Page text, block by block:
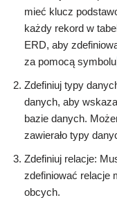
mieć klucz
każdy rekord w
ERD, aby
za pomocą symbolu
Zdefiniuj typy
danych, aby
bazie danych.
zawierało typy
Zdefiniuj relacje:
zdefiniować relacje
obcych.